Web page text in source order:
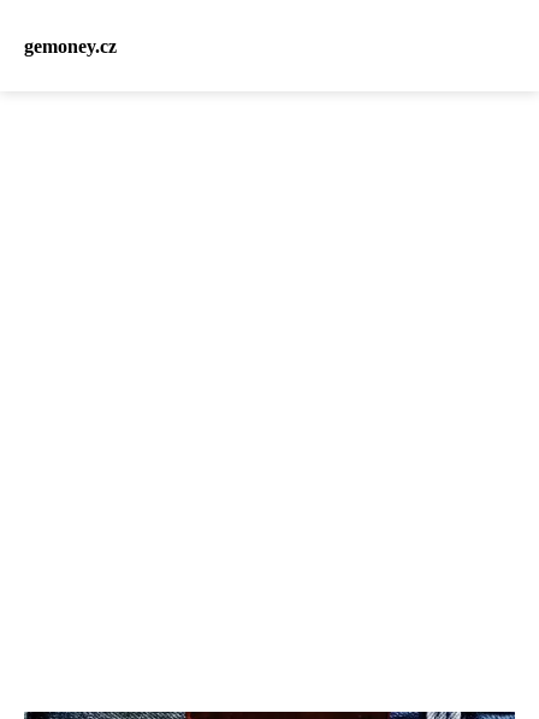
gemoney.cz